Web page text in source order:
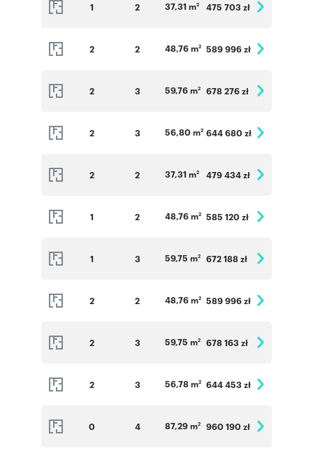
1 2 37,31 m2 475 703 zł
2 2 48,76 m2 589 996 zł
2 3 59,76 m2 678 276 zł
2 3 56,80 m2 644 680 zł
2 2 37,31 m2 479 434 zł
1 2 48,76 m2 585 120 zł
1 3 59,75 m2 672 188 zł
2 2 48,76 m2 589 996 zł
2 3 59,75 m2 678 163 zł
2 3 56,78 m2 644 453 zł
0 4 87,29 m2 960 190 zł